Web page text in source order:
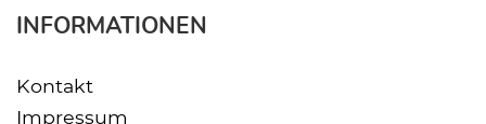
INFORMATIONEN
Kontakt
Impressum